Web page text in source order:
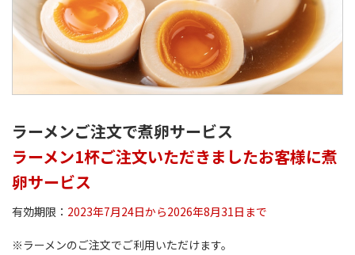
ラーメンご注文で煮卵サービス
ラーメン1杯ご注文いただきましたお客様に煮
卵サービス
有効期限： 2023年7月24日から2026年8月31日まで
※ラーメンのご注文でご利用いただけます。